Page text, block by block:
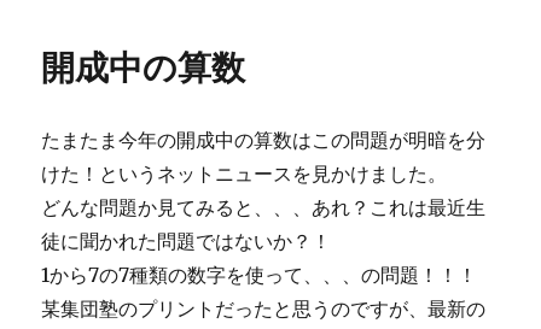
開成中の算数
たまたま今年の開成中の算数はこの問題が明暗を分
けた！というネットニュースを見かけました。
どんな問題か見てみると、、、あれ？これは最近生
徒に聞かれた問題ではないか？！
1から7の7種類の数字を使って、、、の問題！！！
某集団塾のプリントだったと思うのですが、最新の